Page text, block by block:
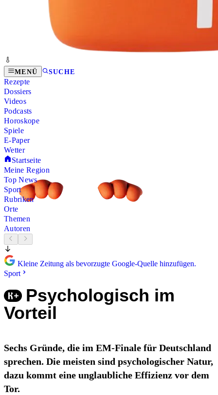
MENÜ SUCHE
Rezepte
Dossiers
Videos
Podcasts
Horoskope
Spiele
E-Paper
Wetter
Startseite
Meine Region
Top News
Sport
Rubriken
Orte
Themen
Autoren
Kleine Zeitung als bevorzugte Google-Quelle hinzufügen.
Sport
Psychologisch im
Vorteil
Sechs Gründe, die im EM-Finale für Deutschland
sprechen. Die meisten sind psychologischer Natur,
dazu kommt eine unglaubliche Effizienz vor dem
Tor.